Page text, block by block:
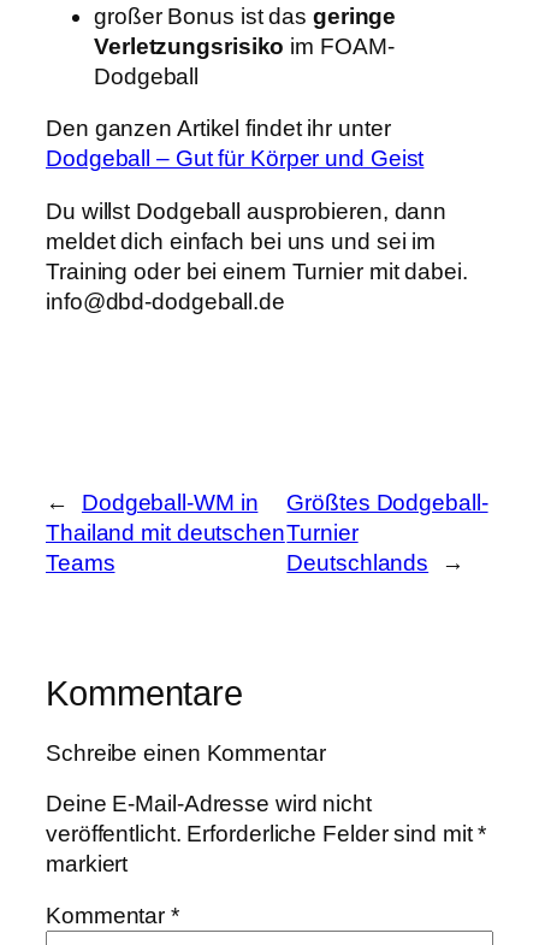
großer Bonus ist das geringe
Verletzungsrisiko im FOAM-
Dodgeball
Den ganzen Artikel findet ihr unter
Dodgeball – Gut für Körper und Geist
Du willst Dodgeball ausprobieren, dann
meldet dich einfach bei uns und sei im
Training oder bei einem Turnier mit dabei.
info@dbd-dodgeball.de
←
Dodgeball-WM in
Thailand mit deutschen
Teams
Größtes Dodgeball-
Turnier
Deutschlands
→
Kommentare
Schreibe einen Kommentar
Deine E-Mail-Adresse wird nicht
veröffentlicht. Erforderliche Felder sind mit*
markiert
Kommentar*